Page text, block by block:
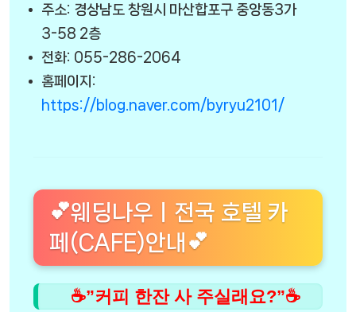
주소: 경상남도 창원시 마산합포구 중앙동3가
3-58 2층
전화: 055-286-2064
홈페이지:
https://blog.naver.com/byryu2101/
💕웨딩나우ㅣ전국 호텔 카
페(CAFE)안내💕
☕”커피 한잔 사 주실래요?”☕